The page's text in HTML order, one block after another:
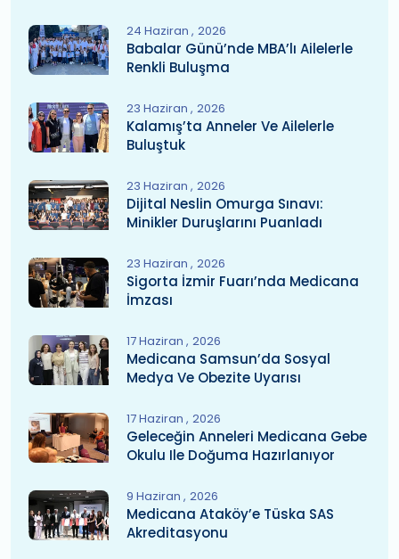
24 Haziran 2026
Babalar Günü’nde MBA’lı Ailelerle
Renkli Buluşma
23 Haziran 2026
Kalamış’ta Anneler Ve Ailelerle
Buluştuk
23 Haziran 2026
Dijital Neslin Omurga Sınavı:
Minikler Duruşlarını Puanladı
23 Haziran 2026
Sigorta İzmir Fuarı’nda Medicana
İmzası
17 Haziran 2026
Medicana Samsun’da Sosyal
Medya Ve Obezite Uyarısı
17 Haziran 2026
Geleceğin Anneleri Medicana Gebe
Okulu Ile Doğuma Hazırlanıyor
9 Haziran 2026
Medicana Ataköy’e Tüska SAS
Akreditasyonu